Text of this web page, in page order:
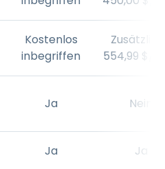
Kostenlos
inbegriffen
554,99 $
Ja Nein
Ja Ja